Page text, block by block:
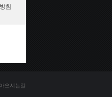
침
오시는길